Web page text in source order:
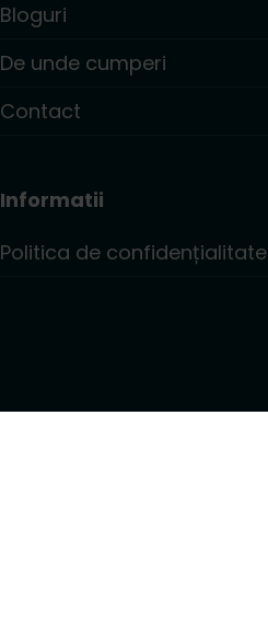
Bloguri
De unde cumperi
Contact
Informatii
Politica de confidențialitate